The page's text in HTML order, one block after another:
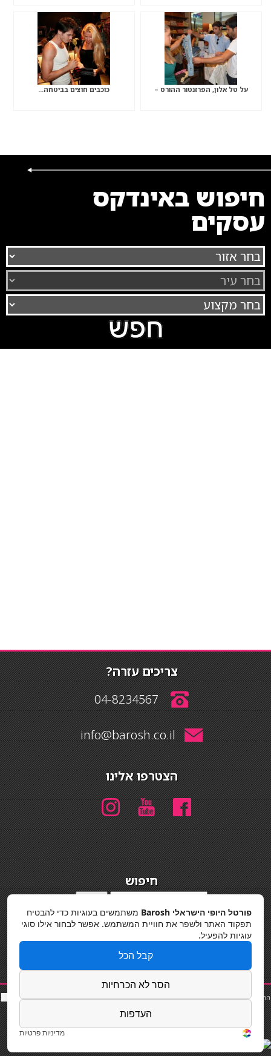
על טל אלון, הפרזנטור ההורס – כוכבים חוצים בביטחה…
חיפוש באינדקס
עסקים
צריכים עזרה?
04-8234567
info@barosh.co.il
הצטרפו אלינו
חיפוש
מדיניות פרטיות
החלקות שיער|תאורה לבית|פאות ותוספות שיער|נייל סטודיו|תוספות שיער|שף פרטי|כ
סאות
פורטל היופי הישראלי Barosh
משתמשים בעוגיות כדי להבטיח
תפקוד האתר ולשפר את חוויית המשתמש. אפשר לבחור אילו סוגי
עוגיות להפעיל.
קבל הכל
הסר לא הכרחיות
העדפות
מדיניות פרטיות